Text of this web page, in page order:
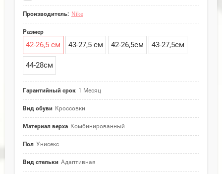
Производитель: Nike
Размер
42-26,5 см 43-27,5 см 42-26,5см 43-27,5см
44-28см
Гарантийный срок 1 Месяц
Вид обуви Кроссовки
Материал верха Комбинированный
Пол Унисекс
Вид стельки Адаптивная